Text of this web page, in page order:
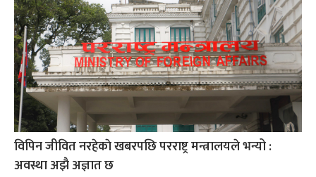
विपिन जीवित नरहेकाे खबरपछि परराष्ट्र मन्त्रालयले भन्यो :
अवस्था अझै अज्ञात छ